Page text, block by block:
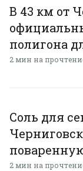
В 43 км от
полигона
2 мин на
Соль для
2 мин на